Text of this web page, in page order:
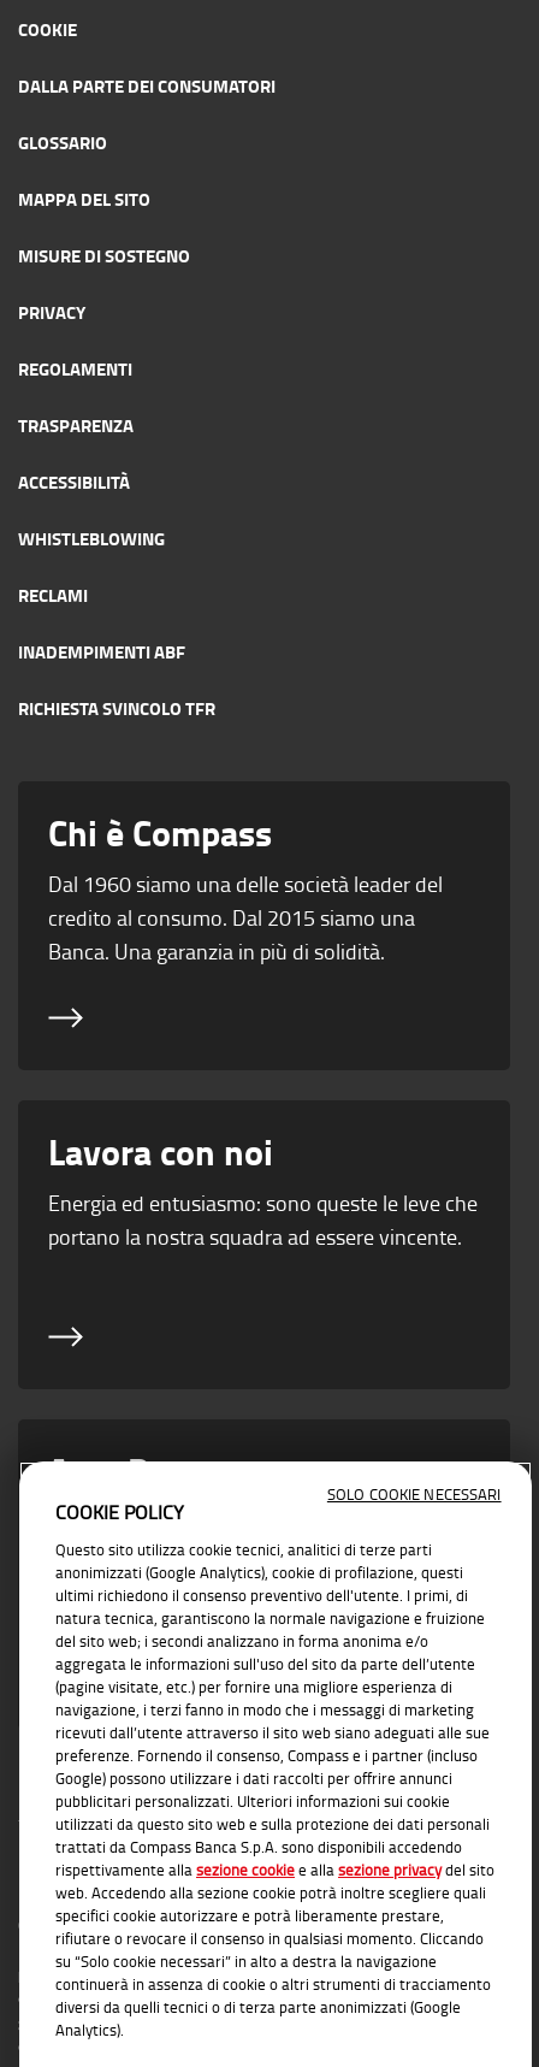
COOKIE
DALLA PARTE DEI CONSUMATORI
GLOSSARIO
MAPPA DEL SITO
MISURE DI SOSTEGNO
PRIVACY
REGOLAMENTI
TRASPARENZA
ACCESSIBILITÀ
WHISTLEBLOWING
RECLAMI
INADEMPIMENTI ABF
RICHIESTA SVINCOLO TFR
Chi è Compass
Dal 1960 siamo una delle società leader del
credito al consumo. Dal 2015 siamo una
Banca. Una garanzia in più di solidità.
Lavora con noi
Energia ed entusiasmo: sono queste le leve che
portano la nostra squadra ad essere vincente.
Area Partner
Vicino ad ogni esigenza di business con
soluzioni concrete e affidabili
INFORMAZIONI TRASPARENTI
Compass Banca S.p.A., Banca del Gruppo Monte dei Paschi di Siena; P.I. Gruppo IVA
Mediobanca: 10536040966 - Tutti i diritti riservati -Dati Societari- Messaggio
pubblicitario con finalità promozionale. Per le condizioni contrattuali si rimanda ai
documenti informativi disponibili presso le Filiali Compass Banca S.p.A. o presso
gli Agenti in attività finanziaria autorizzati che operano in qualità di intermediari del
credito convenzionati in esclusiva con Compass Banca S.p.A. L'elenco delle Filiali e
COOKIE POLICY
Questo sito utilizza cookie tecnici, analitici di terze parti
anonimizzati (Google Analytics), cookie di profilazione, questi
ultimi richiedono il consenso preventivo dell'utente. I primi, di
natura tecnica, garantiscono la normale navigazione e fruizione
del sito web; i secondi analizzano in forma anonima e/o
aggregata le informazioni sull'uso del sito da parte dell’utente
(pagine visitate, etc.) per fornire una migliore esperienza di
navigazione, i terzi fanno in modo che i messaggi di marketing
ricevuti dall’utente attraverso il sito web siano adeguati alle sue
preferenze. Fornendo il consenso, Compass e i partner (incluso
Google) possono utilizzare i dati raccolti per offrire annunci
pubblicitari personalizzati. Ulteriori informazioni sui cookie
utilizzati da questo sito web e sulla protezione dei dati personali
trattati da Compass Banca S.p.A. sono disponibili accedendo
rispettivamente allasezione cookiee allasezione privacydel sito
web. Accedendo alla sezione cookie potrà inoltre scegliere quali
specifici cookie autorizzare e potrà liberamente prestare,
rifiutare o revocare il consenso in qualsiasi momento. Cliccando
su “Solo cookie necessari” in alto a destra la navigazione
continuerà in assenza di cookie o altri strumenti di tracciamento
diversi da quelli tecnici o di terza parte anonimizzati (Google
Analytics).
SOLO COOKIE NECESSARI